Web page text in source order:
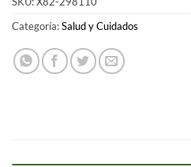
Categoría:Salud y Cuidados